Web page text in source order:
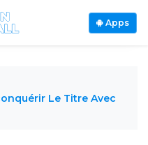
Apps
Le Titre Avec